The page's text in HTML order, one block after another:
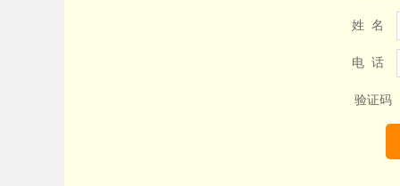
姓 名
电 话
验证码